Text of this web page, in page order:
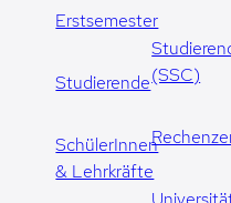
Erstsemester
Studierende
SchülerInnen
& Lehrkräfte
(SSC)